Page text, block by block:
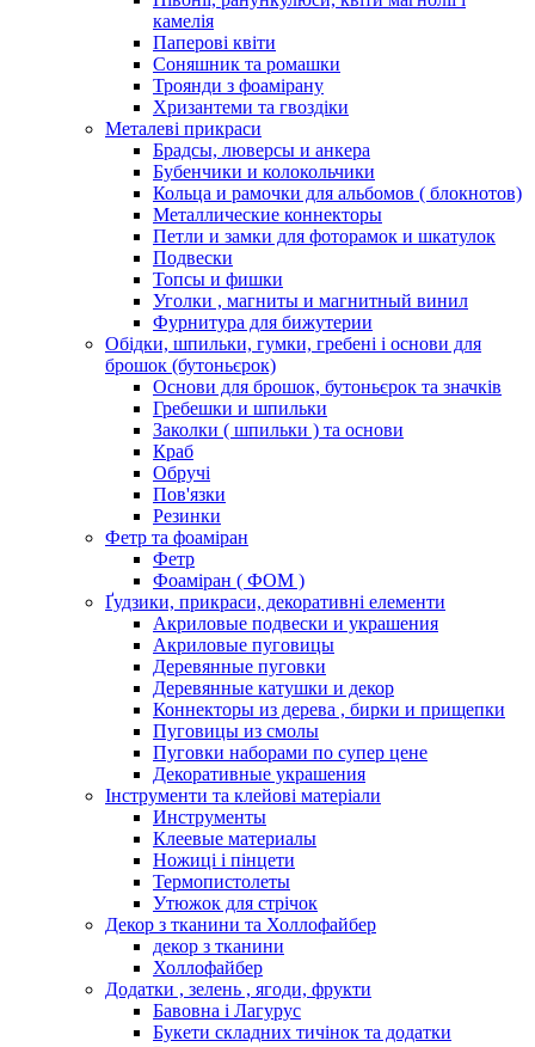
камелія
Паперові квіти
Соняшник та ромашки
Троянди з фоамірану
Хризантеми та гвоздіки
Металеві прикраси
Брадсы, люверсы и анкера
Бубенчики и колокольчики
Кольца и рамочки для альбомов ( блокнотов)
Металлические коннекторы
Петли и замки для фоторамок и шкатулок
Подвески
Топсы и фишки
Уголки , магниты и магнитный винил
Фурнитура для бижутерии
Обідки, шпильки, гумки, гребені і основи для
брошок (бутоньєрок)
Основи для брошок, бутоньєрок та значків
Гребешки и шпильки
Заколки ( шпильки ) та основи
Краб
Обручі
Пов'язки
Резинки
Фетр та фоаміран
Фетр
Фоаміран ( ФОМ )
Ґудзики, прикраси, декоративні елементи
Акриловые подвески и украшения
Акриловые пуговицы
Деревянные пуговки
Деревянные катушки и декор
Коннекторы из дерева , бирки и прищепки
Пуговицы из смолы
Пуговки наборами по супер цене
Декоративные украшения
Інструменти та клейові матеріали
Инструменты
Клеевые материалы
Ножиці і пінцети
Термопистолеты
Утюжок для стрічок
Декор з тканини та Холлофайбер
декор з тканини
Холлофайбер
Додатки , зелень , ягоди, фрукти
Бавовна і Лагурус
Букети складних тичінок та додатки